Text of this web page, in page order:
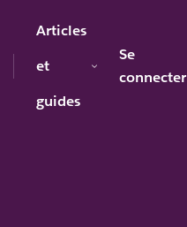
Articles
et
guides
Se
connecter